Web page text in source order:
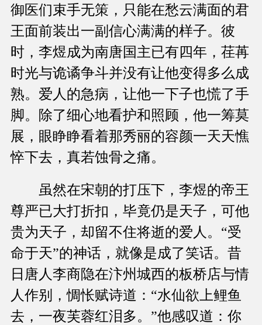
御医们束手无策，只能在愁云满面的君
王面前装出一副信心满满的样子。彼
时，李煜成为南唐国主已有四年，荏苒
时光与诡谲争斗并没有让他变得多么成
熟。爱人的急病，让他一下子也慌了手
脚。除了细心地看护和照顾，他一筹莫
展，眼睁睁看着那秀丽的容颜一天天憔
悴下去，真若蚀骨之痛。
虽然在宋朝的打压下，李煜的帝王
尊严已大打折扣，毕竟仍是天子，可他
贵为天子，却留不住将逝的爱人。“受
命于天”的神话，就像是成了笑话。昔
日唐人李商隐在汴州城西的板桥店与情
人作别，惆怅赋诗道：“水仙欲上鲤鱼
去，一夜芙蓉红泪多。”他感叹道：你